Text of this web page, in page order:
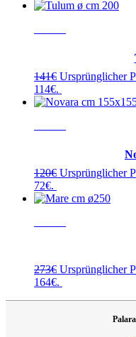
141€ Ursprünglicher
114€.
120€ Ursprünglicher
72€.
273€ Ursprünglicher
164€.